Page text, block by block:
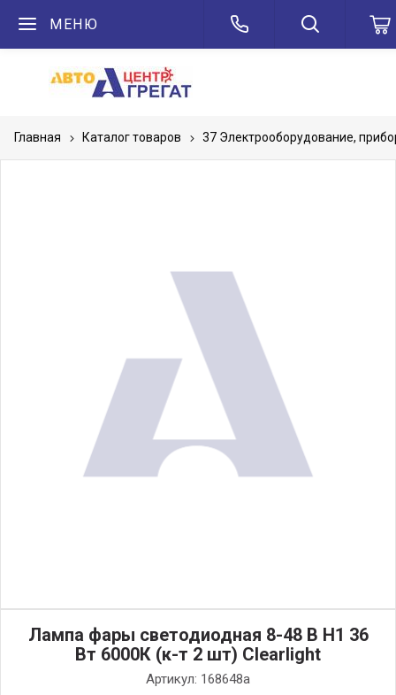
МЕНЮ
Главная Каталог товаров 37 Электрооборудование,
Лампа фары светодиодная 8-48 В Н1 36
Вт 6000К (к-т 2 шт) Clearlight
Артикул: 168648а